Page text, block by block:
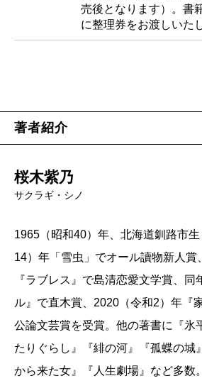
売後となります）。書
に整理券をお渡しいた
著者紹介
桜木紫乃
サクラギ・シノ
1965（昭和40）年、北海道釧路市
14）年「雪虫」でオール讀物新人賞
『ラブレス』で島清恋愛文学賞、同
ル』で直木賞、2020（令和2）年『
公論文芸賞を受賞。他の著書に『氷
たりぐらし』『緋の河』『孤蝶の城
から来た女』『人生劇場』など多数。